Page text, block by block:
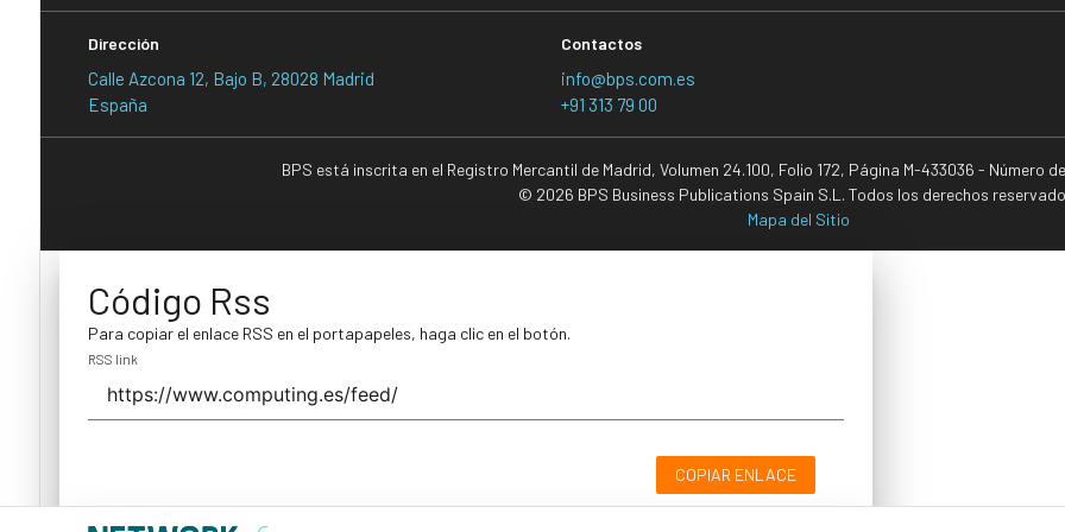
Dirección
Calle Azcona 12, Bajo B, 28028 Madrid
España
Contactos
info@bps.com.es
+91 313 79 00
BPS está inscrita en el Registro Mercantil de Madrid, Volumen 24.100, Folio 172, Página M-433036 - Número
© 2026 BPS Business Publications Spain S.L. Todos los derechos
Mapa del Sitio
Código Rss
Para copiar el enlace RSS en el portapapeles, haga clic en el botón.
RSS link
COPIAR ENLACE